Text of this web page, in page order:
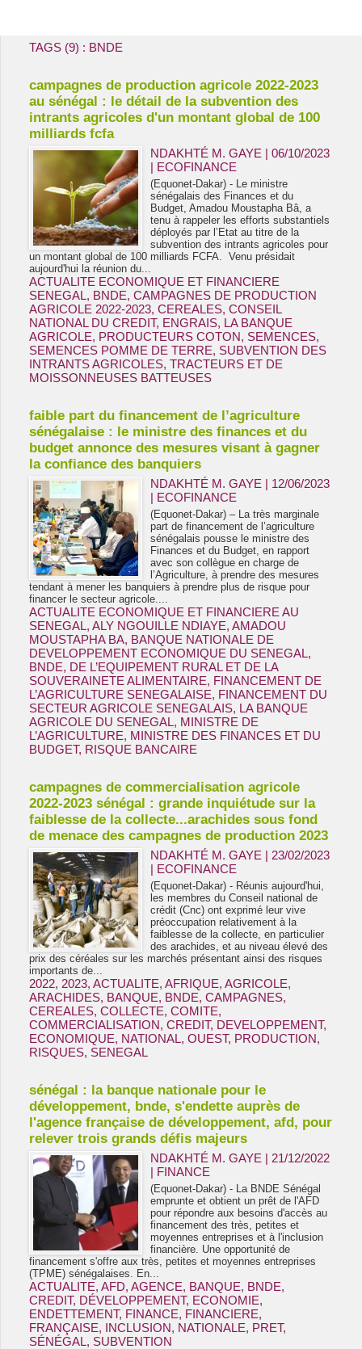
TAGS (9) : BNDE
campagnes de production agricole 2022-2023
au sénégal : le détail de la subvention des
intrants agricoles d'un montant global de 100
milliards fcfa
NDAKHTÉ M. GAYE | 06/10/2023
| ECOFINANCE
(Equonet-Dakar) - Le ministre
sénégalais des Finances et du
Budget, Amadou Moustapha Bâ, a
tenu à rappeler les efforts substantiels
déployés par l’Etat au titre de la
subvention des intrants agricoles pour
un montant global de 100 milliards FCFA. Venu présidait
aujourd'hui la réunion du...
ACTUALITE ECONOMIQUE ET FINANCIERE
SENEGAL, BNDE, CAMPAGNES DE PRODUCTION
AGRICOLE 2022-2023, CEREALES, CONSEIL
NATIONAL DU CREDIT, ENGRAIS, LA BANQUE
AGRICOLE, PRODUCTEURS COTON, SEMENCES,
SEMENCES POMME DE TERRE, SUBVENTION DES
INTRANTS AGRICOLES, TRACTEURS ET DE
MOISSONNEUSES BATTEUSES
faible part du financement de l’agriculture
sénégalaise : le ministre des finances et du
budget annonce des mesures visant à gagner
la confiance des banquiers
NDAKHTÉ M. GAYE | 12/06/2023
| ECOFINANCE
(Equonet-Dakar) – La très marginale
part de financement de l’agriculture
sénégalais pousse le ministre des
Finances et du Budget, en rapport
avec son collègue en charge de
l’Agriculture, à prendre des mesures
tendant à mener les banquiers à prendre plus de risque pour
financer le secteur agricole....
ACTUALITE ECONOMIQUE ET FINANCIERE AU
SENEGAL, ALY NGOUILLE NDIAYE, AMADOU
MOUSTAPHA BA, BANQUE NATIONALE DE
DEVELOPPEMENT ECONOMIQUE DU SENEGAL,
BNDE, DE L’EQUIPEMENT RURAL ET DE LA
SOUVERAINETE ALIMENTAIRE, FINANCEMENT DE
L’AGRICULTURE SENEGALAISE, FINANCEMENT DU
SECTEUR AGRICOLE SENEGALAIS, LA BANQUE
AGRICOLE DU SENEGAL, MINISTRE DE
L’AGRICULTURE, MINISTRE DES FINANCES ET DU
BUDGET, RISQUE BANCAIRE
campagnes de commercialisation agricole
2022-2023 sénégal : grande inquiétude sur la
faiblesse de la collecte...arachides sous fond
de menace des campagnes de production 2023
NDAKHTÉ M. GAYE | 23/02/2023
| ECOFINANCE
(Equonet-Dakar) - Réunis aujourd'hui,
les membres du Conseil national de
crédit (Cnc) ont exprimé leur vive
préoccupation relativement à la
faiblesse de la collecte, en particulier
des arachides, et au niveau élevé des
prix des céréales sur les marchés présentant ainsi des risques
importants de...
2022, 2023, ACTUALITE, AFRIQUE, AGRICOLE,
ARACHIDES, BANQUE, BNDE, CAMPAGNES,
CEREALES, COLLECTE, COMITE,
COMMERCIALISATION, CREDIT, DEVELOPPEMENT,
ECONOMIQUE, NATIONAL, OUEST, PRODUCTION,
RISQUES, SENEGAL
sénégal : la banque nationale pour le
développement, bnde, s'endette auprès de
l'agence française de développement, afd, pour
relever trois grands défis majeurs
NDAKHTÉ M. GAYE | 21/12/2022
| FINANCE
(Equonet-Dakar) - La BNDE Sénégal
emprunte et obtient un prêt de l'AFD
pour répondre aux besoins d'accès au
financement des très, petites et
moyennes entreprises et à l'inclusion
financière. Une opportunité de
financement s'offre aux très, petites et moyennes entreprises
(TPME) sénégalaises. En...
ACTUALITE, AFD, AGENCE, BANQUE, BNDE,
CREDIT, DÉVELOPPEMENT, ECONOMIE,
ENDETTEMENT, FINANCE, FINANCIERE,
FRANÇAISE, INCLUSION, NATIONALE, PRET,
SÉNÉGAL, SUBVENTION